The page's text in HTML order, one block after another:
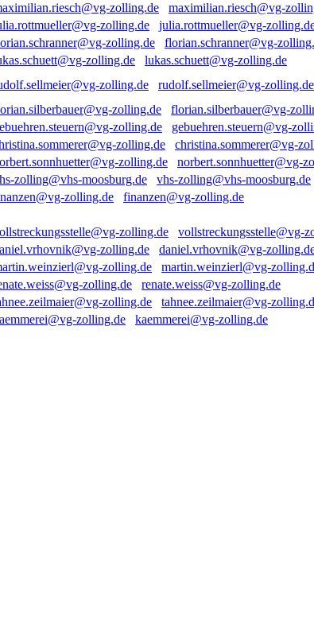
maximilian.riesch@vg-
julia.rottmueller@vg-
florian.schranner@vg-
lukas.schuett@vg-zolling.de
rudolf.sellmeier@vg-zolling.de
florian.silberbauer@vg-
gebuehren.steuern@vg-
christina.sommerer@vg-
norbert.sonnhuetter@vg-
vhs-zolling@vhs-moosburg.de
finanzen@vg-zolling.de
vollstreckungsstelle@vg-
daniel.vrhovnik@vg-
martin.weinzierl@vg-
renate.weiss@vg-zolling.de
tahnee.zeilmaier@vg-
kaemmerei@vg-zolling.de